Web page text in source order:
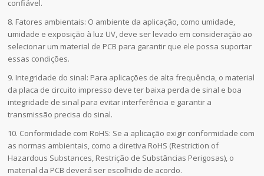
confiável.
8. Fatores ambientais: O ambiente da aplicação, como umidade,
umidade e exposição à luz UV, deve ser levado em consideração ao
selecionar um material de PCB para garantir que ele possa suportar
essas condições.
9. Integridade do sinal: Para aplicações de alta frequência, o material
da placa de circuito impresso deve ter baixa perda de sinal e boa
integridade de sinal para evitar interferência e garantir a
transmissão precisa do sinal.
10. Conformidade com RoHS: Se a aplicação exigir conformidade com
as normas ambientais, como a diretiva RoHS (Restriction of
Hazardous Substances, Restrição de Substâncias Perigosas), o
material da PCB deverá ser escolhido de acordo.